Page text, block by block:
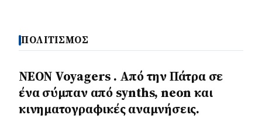
ΠΟΛΙΤΙΣΜΟΣ
NEON Voyagers . Από την Πάτρα σε
ένα σύμπαν από synths, neon και
κινηματογραφικές αναμνήσεις.